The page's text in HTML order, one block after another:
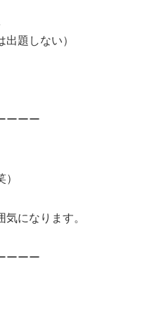
題しない）
ーーー
になります。
ーーー